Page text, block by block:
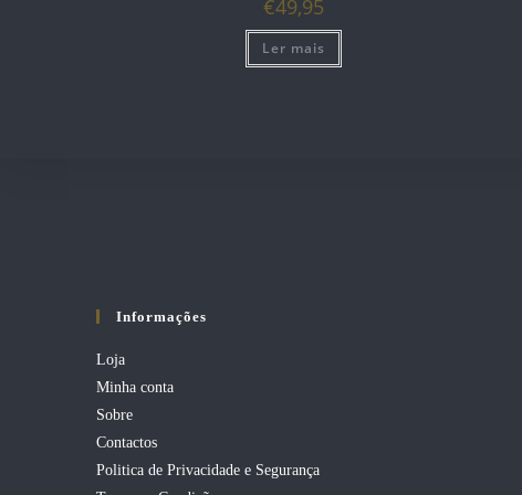
€49,95
Ler mais
Informações
Loja
Minha conta
Sobre
Contactos
Politica de Privacidade e Segurança